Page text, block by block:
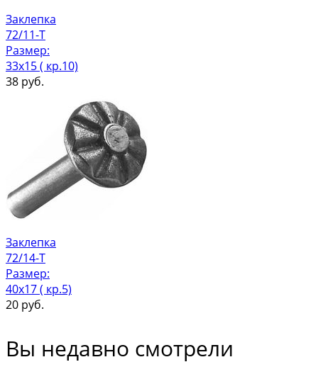
Заклепка
72/11-Т
Размер:
33х15 ( кр.10)
38 руб.
Заклепка
72/14-Т
Размер:
40х17 ( кр.5)
20 руб.
Вы недавно смотрели